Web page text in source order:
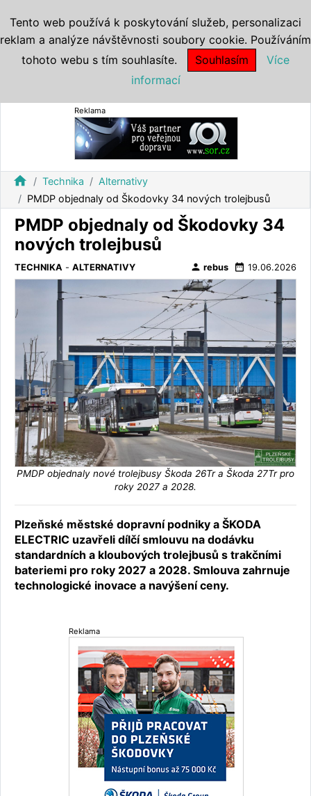
Reklama
home Technika
Alternativy
PMDP objednaly od Škodovky 34 nových trolejbusů
PMDP objednaly od Škodovky 34
nových trolejbusů
TECHNIKA - ALTERNATIVY person rebus date_range 19.06.2026
PMDP objednaly nové trolejbusy Škoda 26Tr a Škoda 27Tr pro
roky 2027 a 2028.
Plzeňské městské dopravní podniky a ŠKODA
ELECTRIC uzavřeli dílčí smlouvu na dodávku
standardních a kloubových trolejbusů s trakčními
bateriemi pro roky 2027 a 2028. Smlouva zahrnuje
technologické inovace a navýšení ceny.
Reklama
Tento web používá k poskytování služeb, personalizaci
reklam a analýze návštěvnosti soubory cookie. Používáním
tohoto webu s tím souhlasíte.
Souhlasím
Více
informací